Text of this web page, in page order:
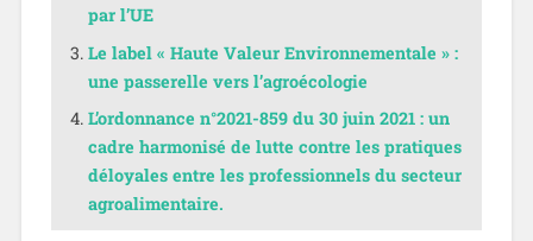
par l’UE
Le label « Haute Valeur Environnementale » :
une passerelle vers l’agroécologie
L’ordonnance n°2021-859 du 30 juin 2021 : un
cadre harmonisé de lutte contre les pratiques
déloyales entre les professionnels du secteur
agroalimentaire.